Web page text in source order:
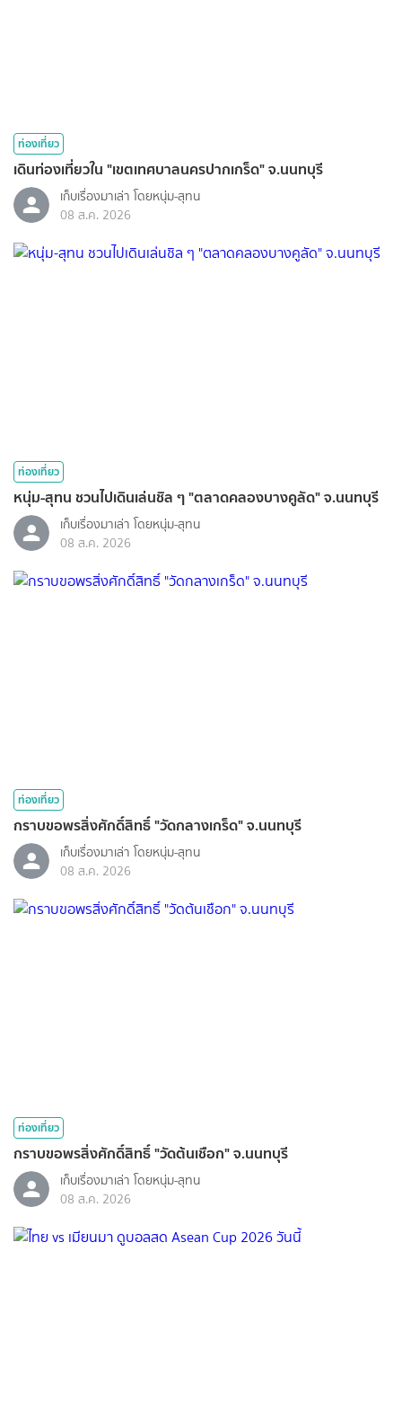
ท่องเที่ยว
เดินท่องเที่ยวใน "เขตเทศบาลนครปากเกร็ด" จ.นนทบุรี
เก็บเรื่องมาเล่า โดยหนุ่ม-สุทน
08 ส.ค. 2026
ท่องเที่ยว
หนุ่ม-สุทน ชวนไปเดินเล่นชิล ๆ "ตลาดคลองบางคูลัด" จ.นนทบุรี
เก็บเรื่องมาเล่า โดยหนุ่ม-สุทน
08 ส.ค. 2026
ท่องเที่ยว
กราบขอพรสิ่งศักดิ์สิทธิ์ "วัดกลางเกร็ด" จ.นนทบุรี
เก็บเรื่องมาเล่า โดยหนุ่ม-สุทน
08 ส.ค. 2026
ท่องเที่ยว
กราบขอพรสิ่งศักดิ์สิทธิ์ "วัดต้นเชือก" จ.นนทบุรี
เก็บเรื่องมาเล่า โดยหนุ่ม-สุทน
08 ส.ค. 2026